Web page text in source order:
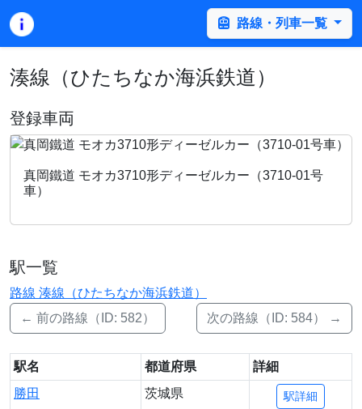
路線・列車一覧
湊線（ひたちなか海浜鉄道）
登録車両
真岡鐵道 モオカ3710形ディーゼルカー（3710-01号
車）
駅一覧
路線 湊線（ひたちなか海浜鉄道）
← 前の路線（ID: 582）
次の路線（ID: 584） →
駅名 都道府県
詳細
勝田
茨城県 駅詳細